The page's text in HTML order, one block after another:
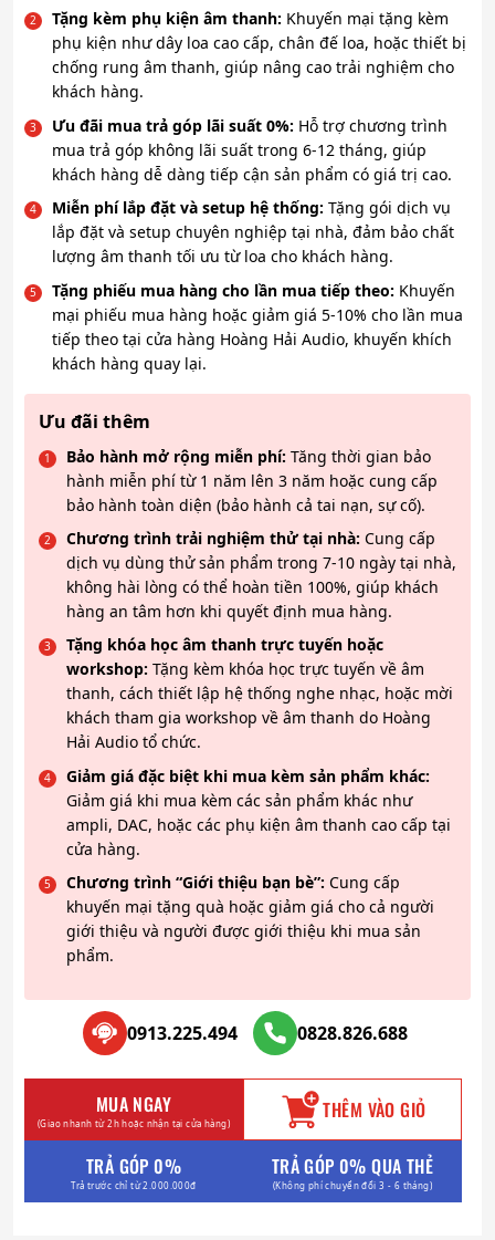
Tặng kèm phụ kiện âm thanh: Khuyến mại tặng kèm
phụ kiện như dây loa cao cấp, chân đế loa, hoặc thiết bị
chống rung âm thanh, giúp nâng cao trải nghiệm cho
khách hàng.
Ưu đãi mua trả góp lãi suất 0%: Hỗ trợ chương trình
mua trả góp không lãi suất trong 6-12 tháng, giúp
khách hàng dễ dàng tiếp cận sản phẩm có giá trị cao.
Miễn phí lắp đặt và setup hệ thống: Tặng gói dịch vụ
lắp đặt và setup chuyên nghiệp tại nhà, đảm bảo chất
lượng âm thanh tối ưu từ loa cho khách hàng.
Tặng phiếu mua hàng cho lần mua tiếp theo: Khuyến
mại phiếu mua hàng hoặc giảm giá 5-10% cho lần mua
tiếp theo tại cửa hàng Hoàng Hải Audio, khuyến khích
khách hàng quay lại.
Ưu đãi thêm
Bảo hành mở rộng miễn phí: Tăng thời gian bảo
hành miễn phí từ 1 năm lên 3 năm hoặc cung cấp
bảo hành toàn diện (bảo hành cả tai nạn, sự cố).
Chương trình trải nghiệm thử tại nhà: Cung cấp
dịch vụ dùng thử sản phẩm trong 7-10 ngày tại nhà,
không hài lòng có thể hoàn tiền 100%, giúp khách
hàng an tâm hơn khi quyết định mua hàng.
Tặng khóa học âm thanh trực tuyến hoặc
workshop: Tặng kèm khóa học trực tuyến về âm
thanh, cách thiết lập hệ thống nghe nhạc, hoặc mời
khách tham gia workshop về âm thanh do Hoàng
Hải Audio tổ chức.
Giảm giá đặc biệt khi mua kèm sản phẩm khác:
Giảm giá khi mua kèm các sản phẩm khác như
ampli, DAC, hoặc các phụ kiện âm thanh cao cấp tại
cửa hàng.
Chương trình “Giới thiệu bạn bè”: Cung cấp
khuyến mại tặng quà hoặc giảm giá cho cả người
giới thiệu và người được giới thiệu khi mua sản
phẩm.
0913.225.494 0828.826.688
MUA NGAY
(Giao nhanh từ 2h hoặc nhận tại cửa hàng) THÊM VÀO GIỎ
TRẢ GÓP 0%
Trả trước chỉ từ 2.000.000đ
TRẢ GÓP 0% QUA THẺ
(Không phí chuyển đổi 3 - 6 tháng)